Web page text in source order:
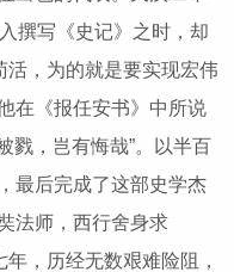
撰写《史记》之时，却
活，为的就是要实现宏伟
在《报任安书》中所说
戮，岂有悔哉”。以半百
最后完成了这部史学杰
法师，西行舍身求
，历经无数艰难险阻，